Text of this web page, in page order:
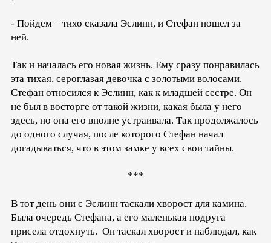
- Пойдем – тихо сказала Эслинн, и Стефан пошел за
ней.
Так и началась его новая жизнь. Ему сразу понравилась
эта тихая, сероглазая девочка с золотыми волосами.
Стефан относился к Эслинн, как к младшей сестре. Он
не был в восторге от такой жизни, какая была у него
здесь, но она его вполне устраивала. Так продолжалось
до одного случая, после которого Стефан начал
догадываться, что в этом замке у всех свои тайны.
***
В тот день они с Эслинн таскали хворост для камина.
Была очередь Стефана, а его маленькая подруга
присела отдохнуть. Он таскал хворост и наблюдал, как